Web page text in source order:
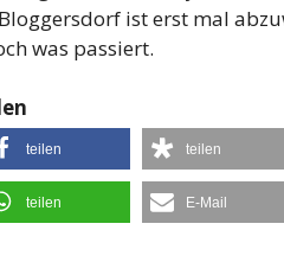
ist erst mal
was passiert.
teilen teilen
teilen E-Mail